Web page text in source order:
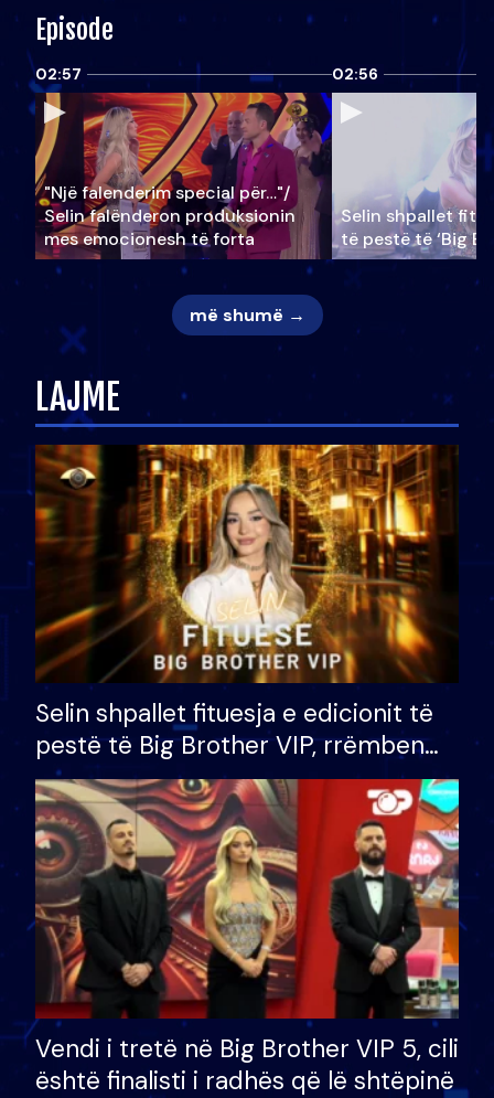
Episode
02:57
"Një falenderim special për…"/
Selin falënderon produksionin
mes emocionesh të forta
02:56
Selin shpallet
të pestë të ‘Big
më shumë →
LAJME
Selin shpallet fituesja e edicionit të
pestë të Big Brother VIP, rrëmben
çmimin e madh prej 100 mijë eurosh
Vendi i tretë në Big Brother VIP 5, cili
është finalisti i radhës që lë shtëpinë